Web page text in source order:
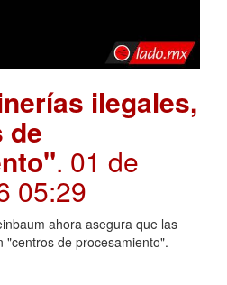
ilegales,
de
. 01 de
05:29
ahora asegura que las
"centros de procesamiento".